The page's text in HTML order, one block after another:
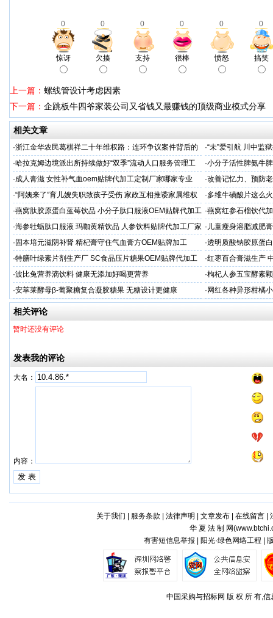
0 0 0 0 0 0
惊讶 欠揍 支持 很棒 愤怒 搞笑
上一篇： 螺线管设计考虑因素
下一篇： 企跳板牛四爷家装公司又省钱又最赚钱的顶级商业模式分享
相关文章
·浙江金华农民葛棋祥二十年维权路：连环争议案件背后的
基层治理困局
·“未”爱引航 川中监
·同心促新生”主题帮
·哈拉克姆边境派出所持续做好“双季”流动人口服务管理工
作
·小分子活性脾氨牛
格
·成人膏滋 女性补气血oem贴牌代加工定制厂家哪家专业 ·改善记忆力、预防
家
·“阿姨来了”育儿嫂失职致孩子受伤 家政互相推诿家属维权
困难
·多维牛磺酸片这么
服务商
·燕窝肽胶原蛋白蓝莓饮品 小分子肽口服液OEM贴牌代加工 ·燕窝红参石榴饮代
牌
·海参牡蛎肽口服液 玛咖黄精饮品 人参饮料贴牌代加工厂家 · 儿童瘦身溶脂减肥
续
· 固本培元滋阴补肾 精杞膏守住气血膏方OEM贴牌加工 ·透明质酸钠胶原蛋
代加工
·特膳叶绿素片剂生产厂 SC食品压片糖果OEM贴牌代加工 ·红枣百合膏滋生产
家
·波比兔营养滴饮料 健康无添加好喝更营养 ·枸杞人参五宝酵素
·安萃莱酵母β-葡聚糖复合凝胶糖果 无糖设计更健康 · 网红各种异形柑橘
工厂
相关评论
暂时还没有评论
发表我的评论
大名：
内容：
关于我们 服务条款 法律声明 文章发布| 在线留言|
华 夏 法 制 网(
有害短信息举报 | 阳光·绿色网络工程 |
中国采购与招标网 版 权 所 有,